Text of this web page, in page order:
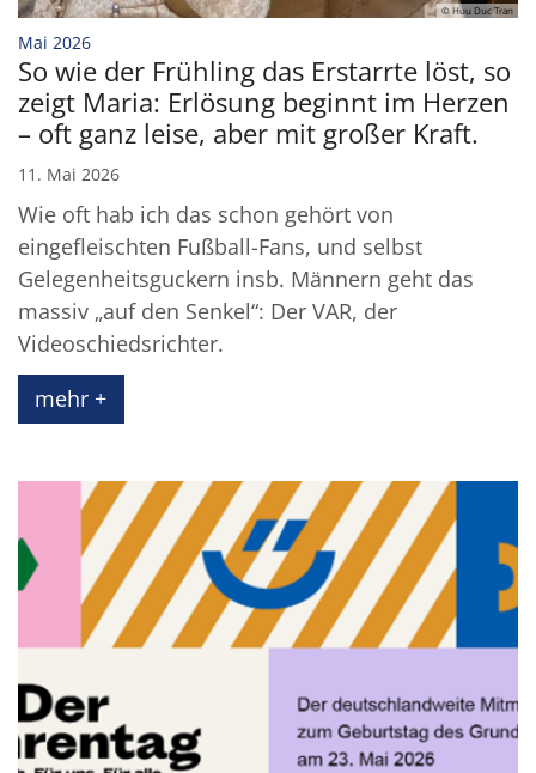
© Huu Duc Tran
Mai 2026:
So wie der Frühling das Erstarrte löst, so
zeigt Maria: Erlösung beginnt im Herzen
– oft ganz leise, aber mit großer Kraft.
11. Mai 2026
Wie oft hab ich das schon gehört von
eingefleischten Fußball-Fans, und selbst
Gelegenheitsguckern insb. Männern geht das
massiv „auf den Senkel“: Der VAR, der
Videoschiedsrichter.
mehr +